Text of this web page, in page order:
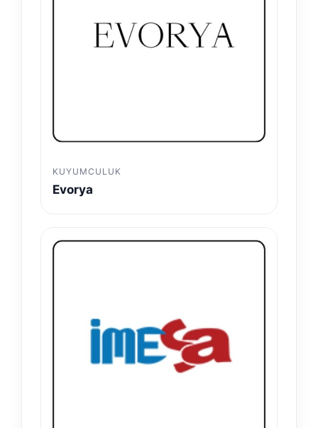
KUYUMCULUK
Evorya